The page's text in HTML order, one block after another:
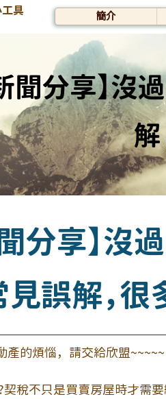
具 簡介
聞分享】
解
聞分享】沒
誤解，很
產的煩惱，請交給欣盟~~~~~
稅不只是買賣房屋時才需要